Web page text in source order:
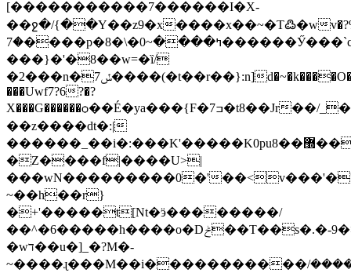
[�����������7������I�X-
��ջ�/{��Y��z9�x����x��~�T߷�wv�ݝ�%?
�7����p�8�\�ߤ����~0������Ӳ���`c&o*�~�Ӈ�����.��k|~�9���
���}�'�8��w=�ȉ/
�2���n�7ݽ����(�t��r��}:n]d�~�k����O�}~w�[�V;>
���Uwf7?6?�?
X���G������ѻ��É�ya���{F�7ߏ�t8��Jr��/_�0n>|
��z����dt�:|
������_��i�:���K'�����K0pu8��޽�����_�}
�Z����f|����U>|
���wN���������0�'
~��h��r}
�+'�����t[Nt�ӭ��������/
��^�6�����h����o�Dݲ��T��s�.�-9�>�?
�wד��u�]_�?M�-
~����ɻ���M��i�����������ݏ�����/